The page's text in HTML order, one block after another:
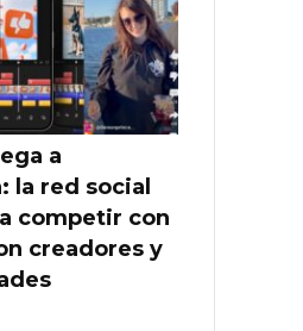
a
la red social
competir con
creadores y